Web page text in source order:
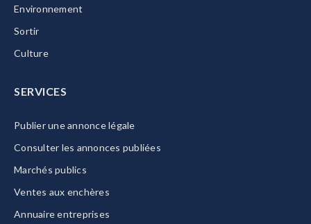
Environnement
Sortir
Culture
SERVICES
Publier une annonce légale
Consulter les annonces publiées
Marchés publics
Ventes aux enchères
Annuaire entreprises